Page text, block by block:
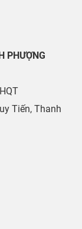
PHƯỢNG
Tiến, Thanh